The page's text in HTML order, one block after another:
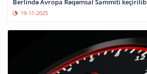
Berlində Avropa Rəqəmsal Sammiti keçirilib
19-11-2025